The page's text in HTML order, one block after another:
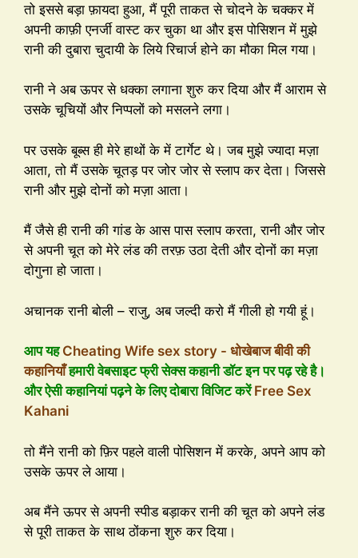
तो इससे बड़ा फ़ायदा हुआ, मैं पूरी ताकत से चोदने के चक्कर में
अपनी काफ़ी एनर्जी वास्ट कर चुका था और इस पोसिशन में मुझे
रानी की दुबारा चुदायी के लिये रिचार्ज होने का मौका मिल गया।
रानी ने अब ऊपर से धक्का लगाना शुरु कर दिया और मैं आराम से
उसके चूचियों और निप्पलों को मसलने लगा।
पर उसके बूब्स ही मेरे हाथों के में टार्गेट थे। जब मुझे ज्यादा मज़ा
आता, तो मैं उसके चूतड़ पर जोर जोर से स्लाप कर देता। जिससे
रानी और मुझे दोनों को मज़ा आता।
मैं जैसे ही रानी की गांड के आस पास स्लाप करता, रानी और जोर
से अपनी चूत को मेरे लंड की तरफ़ उठा देती और दोनों का मज़ा
दोगुना हो जाता।
अचानक रानी बोली – राजु, अब जल्दी करो मैं गीली हो गयी हूं।
आप यहCheating Wife sex story - धोखेबाज बीवी की
कहानियाँहमारी वेबसाइट फ्री सेक्स कहानी डॉट इन पर पढ़ रहे है।
और ऐसी कहानियां पढ़ने के लिए दोबारा विजिट करेंFree Sex
Kahani
तो मैंने रानी को फ़िर पहले वाली पोसिशन में करके, अपने आप को
उसके ऊपर ले आया।
अब मैंने ऊपर से अपनी स्पीड बड़ाकर रानी की चूत को अपने लंड
से पूरी ताकत के साथ ठोंकना शुरु कर दिया।